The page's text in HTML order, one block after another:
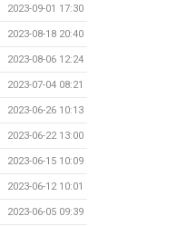
2023-09-01 17:30
2023-08-18 20:40
2023-08-06 12:24
2023-07-04 08:21
2023-06-26 10:13
2023-06-22 13:00
2023-06-15 10:09
2023-06-12 10:01
2023-06-05 09:39